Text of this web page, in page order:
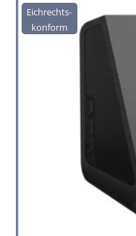
Eichrechts-
konform